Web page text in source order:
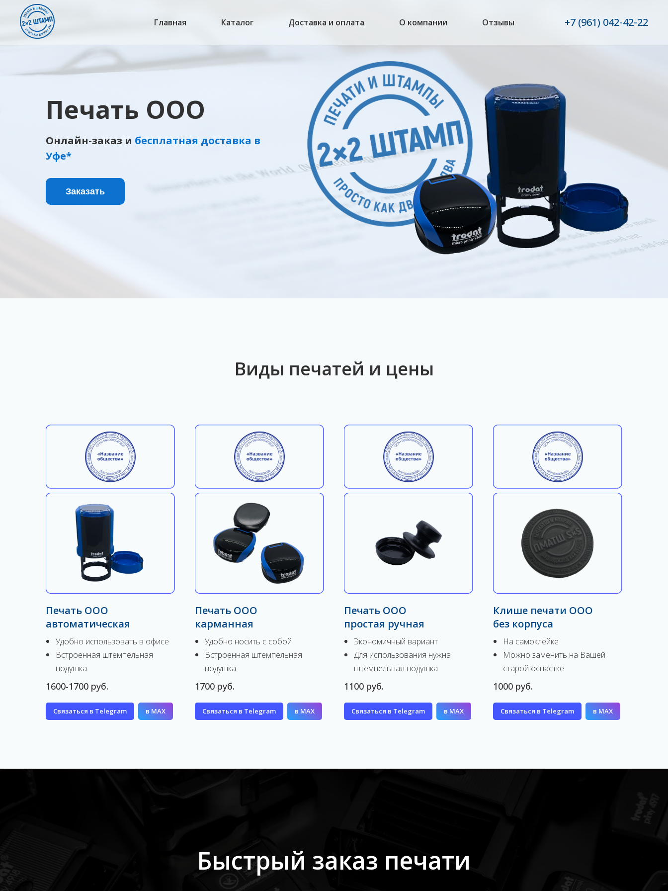
Главная Каталог Доставка и оплата О компании Отзывы +7 (961) 042-42-22
Печать ООО
Онлайн-заказ и бесплатная доставка в
Уфе*
Заказать
Виды печатей и цены
Печать ООО
автоматическая
Удобно использовать в офисе
Встроенная штемпельная
подушка
1600-1700 руб.
Связаться в Telegram в MAX
Печать ООО
карманная
Удобно носить с собой
Встроенная штемпельная
подушка
1700 руб.
Связаться в Telegram в MAX
Печать ООО
простая ручная
Экономичный вариант
Для использования нужна
штемпельная подушка
1100 руб.
Связаться в Telegram в MAX
Клише печати ООО
без корпуса
На самоклейке
Можно заменить на Вашей
старой оснастке
1000 руб.
Связаться в Telegram в MAX
Быстрый заказ печати